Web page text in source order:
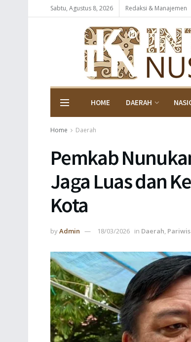
Sabtu, Agustus 8, 2026 Redaksi & Manajemen
HOME DAERAH
Home Daerah
Pemkab
Jaga Luas dan
Kota
byAdmin 18/03/2026 in Daerah,